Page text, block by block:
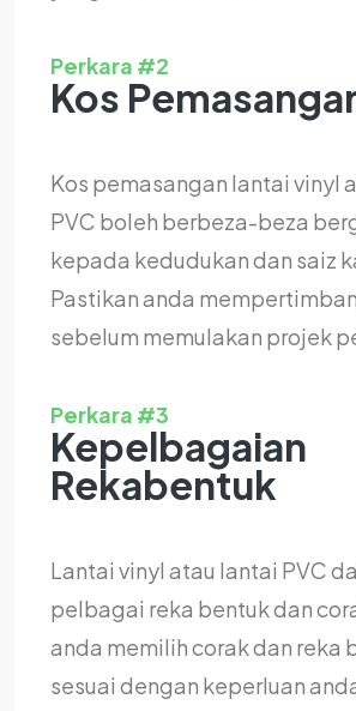
Perkara #2
Kos
Kos pemasangan lantai vinyl
PVC boleh berbeza-beza
kepada kedudukan dan saiz
Pastikan anda
sebelum memulakan projek
Perkara #3
Kepelbagaian
Rekabentuk
Lantai vinyl atau lantai PVC
pelbagai reka bentuk dan
anda memilih corak dan reka
sesuai dengan keperluan